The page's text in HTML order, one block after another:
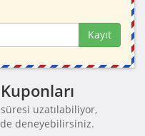
Kayıt
uzatılabiliyor,
deneyebilirsiniz.